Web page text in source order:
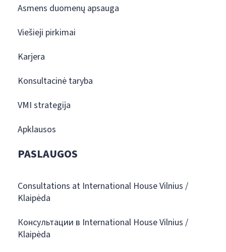
Asmens duomenų apsauga
Viešieji pirkimai
Karjera
Konsultacinė taryba
VMI strategija
Apklausos
PASLAUGOS
Consultations at International House Vilnius /
Klaipėda
Консультации в International House Vilnius /
Klaipėda